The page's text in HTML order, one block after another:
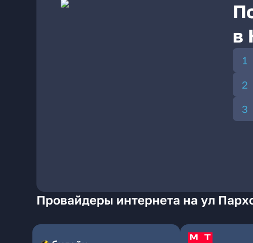
в
Провайдеры интернета на ул